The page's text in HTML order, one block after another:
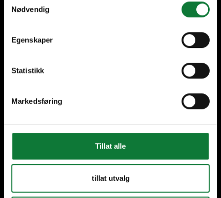
Nødvendig
Egenskaper
Statistikk
Markedsføring
Tillat alle
tillat utvalg
Savoir-Faire local
Baies Coulissantes
Bardage